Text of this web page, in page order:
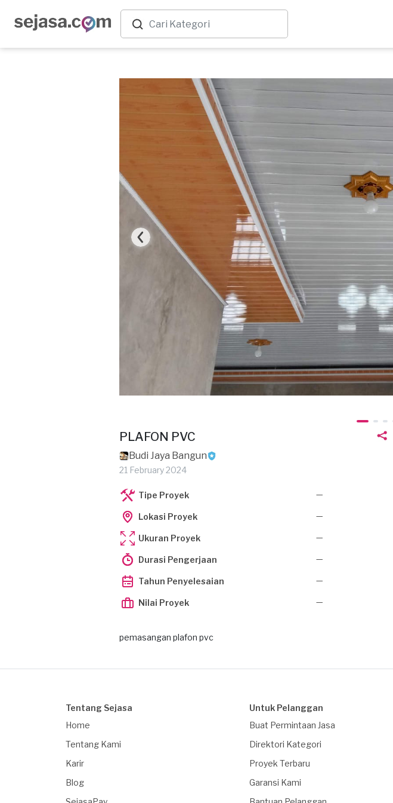
PLAFON PVC
Budi Jaya Bangun
21 February 2024
Tipe Proyek —
Lokasi Proyek —
Ukuran Proyek —
Durasi Pengerjaan —
Tahun Penyelesaian —
Nilai Proyek —
pemasangan plafon pvc
Tentang Sejasa
Home
Tentang Kami
Karir
Blog
Untuk Pelanggan
Buat Permintaan Jasa
Direktori Kategori
Proyek Terbaru
Garansi Kami